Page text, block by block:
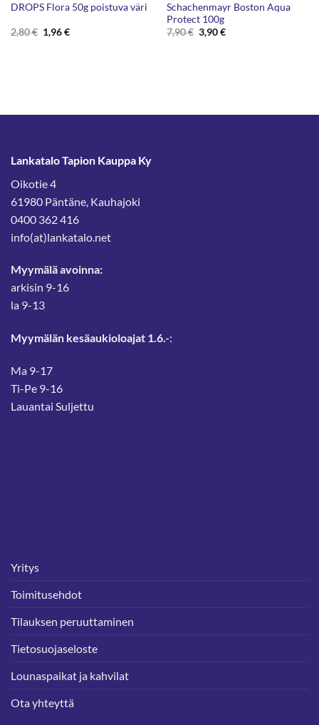
DROPS Flora 50g poistuva väri
2,80€ Alkuperäinen
hinta
1,96€Nykyinen
Schachenmayr Boston Aqua
Protect 100g
7,90€ Alkuperäinen
hinta
3,90€Nykyinen
Lankatalo Tapion Kauppa Ky
Oikotie 4
61980 Päntäne, Kauhajoki
0400 362 416
info(at)lankatalo.net
Myymälä avoinna:
arkisin 9-16
la 9-13
Myymälän kesäaukioloajat 1.6.-:
Ma 9-17
Ti-Pe 9-16
Lauantai Suljettu
Yritys
Toimitusehdot
Tilauksen peruuttaminen
Tietosuojaseloste
Lounaspaikat ja kahvilat
Ota yhteyttä